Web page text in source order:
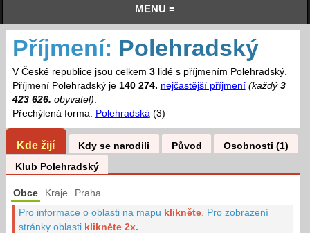
MENU ≡
Příjmení: Polehradský
V České republice jsou celkem 3lidé s příjmením Polehradský.
Příjmení Polehradský je 140 274. nejčastější příjmení (každý 3
423 626. obyvatel).
Přechýlená forma: Polehradská(3)
Kde žijí Kdy se narodili Původ
Osobnosti (1)
Klub Polehradský
Obce Kraje Praha
Pro informace o oblasti na mapu klikněte Pro zobrazení
stránky oblasti klikněte 2x.